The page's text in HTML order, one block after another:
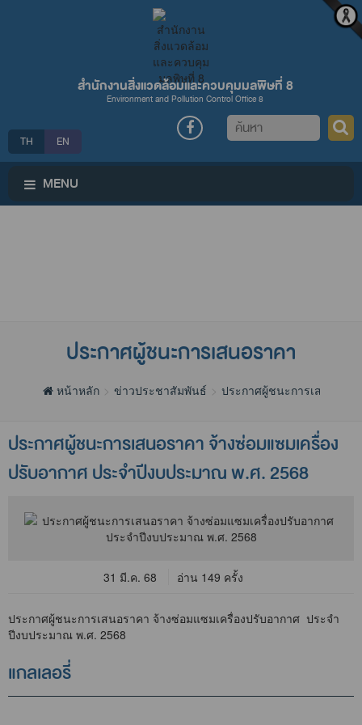
สำนักงานสิ่งแวดล้อมและควบคุมมลพิษที่ 8
Environment and Pollution Control Office 8
TH EN
ค้นหา
MENU
ประกาศผู้ชนะการเสนอราคา
หน้าหลัก ข่าวประชาสัมพันธ์ ประกาศผู้ชนะการเสนอราคา
ประกาศผู้ชนะการเสนอราคา จ้างซ่อมแซมเครื่อง
ปรับอากาศ ประจำปีงบประมาณ พ.ศ. 2568
31 มี.ค. 68 อ่าน 149 ครั้ง
ประกาศผู้ชนะการเสนอราคา จ้างซ่อมแซมเครื่องปรับอากาศ ประจำ
ปีงบประมาณ พ.ศ. 2568
แกลเลอรี่